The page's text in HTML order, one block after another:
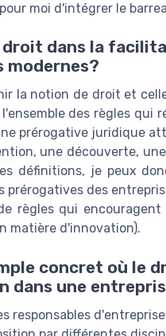
moi d'intégrer le
droit dans la
modernes?
la notion de droit et
des règles qui
prérogative juridique
une découverte,
définitions, je peux
prérogatives des
règles qui
matière d'innovation).
concret où le
dans une
responsables